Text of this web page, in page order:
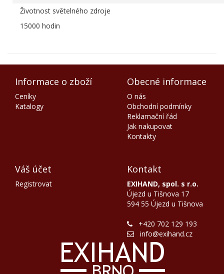
Životnost světelného zdroje
15000 hodin
Informace o zboží
Ceníky
Katalogy
Obecné informace
O nás
Obchodní podmínky
Reklamační řád
Jak nakupovat
Kontakty
Váš účet
Registrovat
Kontakt
EXIHAND, spol. s r.o.
Újezd u Tišnova 17
594 55 Újezd u Tišnova
+420 702 129 193
info@exihand.cz